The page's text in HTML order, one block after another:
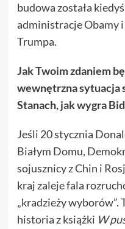
budowa została
administracje Obamy
Trumpa.
Jak Twoim zdaniem
wewnętrzna sytuacja
Stanach, jak wygra
Jeśli 20 stycznia
Białym Domu,
sojusznicy z Chin i
kraj zaleje fala
„kradzieży wyborów”.
historia z książki W